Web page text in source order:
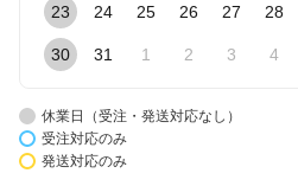
23 24 25 26 27 28
30 31 1 2 3 4
休業日（受注・発送対応なし）
受注対応のみ
発送対応のみ